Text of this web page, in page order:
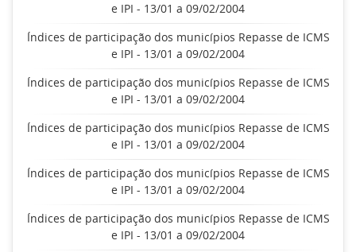
e IPI - 13/01 a 09/02/2004
Índices de participação dos municípios Repasse de ICMS
e IPI - 13/01 a 09/02/2004
Índices de participação dos municípios Repasse de ICMS
e IPI - 13/01 a 09/02/2004
Índices de participação dos municípios Repasse de ICMS
e IPI - 13/01 a 09/02/2004
Índices de participação dos municípios Repasse de ICMS
e IPI - 13/01 a 09/02/2004
Índices de participação dos municípios Repasse de ICMS
e IPI - 13/01 a 09/02/2004